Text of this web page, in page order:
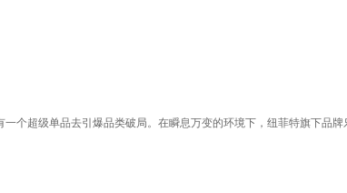
个超级单品去引爆品类破局。在瞬息万变的环境下，纽菲特旗下品